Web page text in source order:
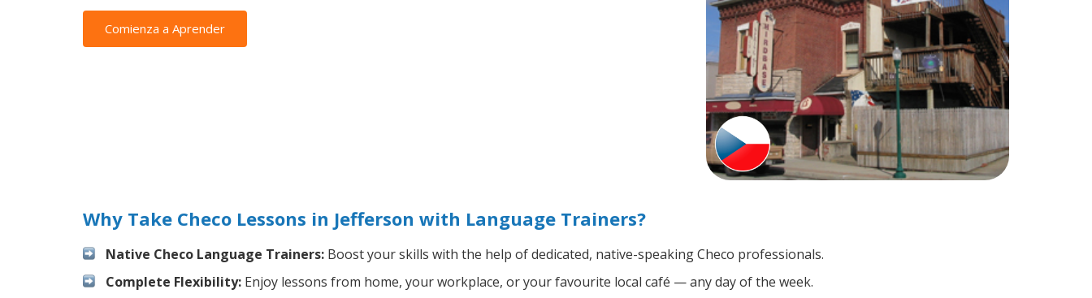
Comienza a Aprender
Why Take Checo Lessons in Jefferson with Language Trainers?
Native Checo Language Trainers: Boost your skills with the help of dedicated, native-speaking Checo professionals.
Complete Flexibility: Enjoy lessons from home, your workplace, or your favourite local café — any day of the week.